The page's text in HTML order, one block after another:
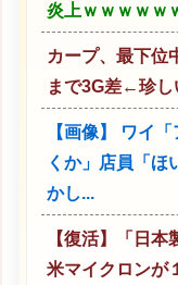
炎上ｗｗｗｗｗ
カープ、最下位
まで3G差←珍し
【画像】 ワイ
くか」店員「ほ
かし...
【復活】「日
米マイクロンが